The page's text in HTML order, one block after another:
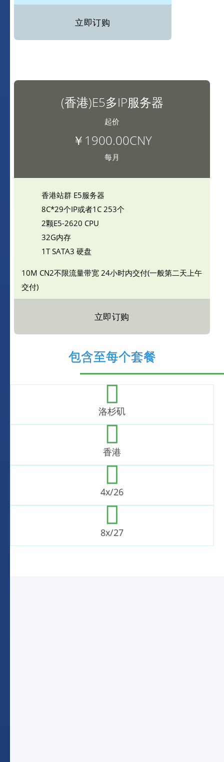
立即订购
(香港)E5多IP服务器
起价
￥1900.00CNY
每月
香港站群 E5服务器
8C*29个IP或者1C 253个
2颗E5-2620 CPU
32G内存
1T SATA3 硬盘
10M CN2不限流量带宽 24小时内交付(一般第二天上午
交付)
立即订购
包含至每个套餐
洛杉矶
香港
4x/26
8x/27